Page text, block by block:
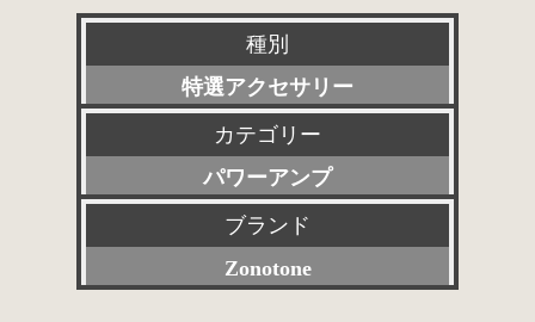
種別
特選アクセサリー
新品
委託販売品
特価品
その他委託販売品
カテゴリー
パワーアンプ
すべて
プリアンプ
ブランド
Zonotone